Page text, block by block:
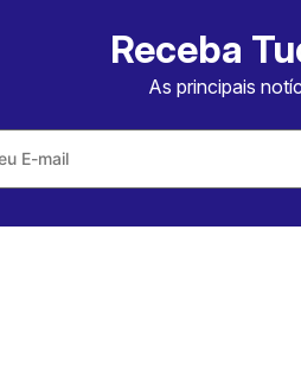
Receba
As principais